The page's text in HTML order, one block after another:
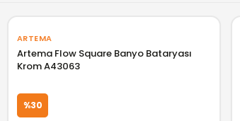
ARTEMA
Artema Flow Square Banyo Bataryası
Krom A43063
%30